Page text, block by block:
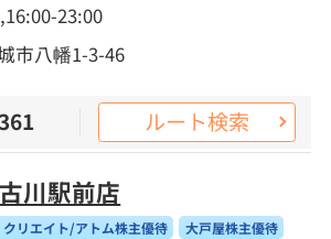
23:00
市八幡1-3-46
ルート検索
川駅前店
リエイト/アトム株主優待 大戸屋株主優待